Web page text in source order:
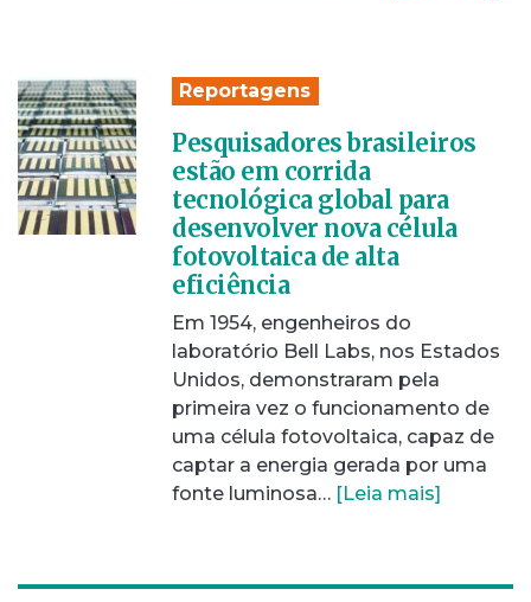
Reportagens
Pesquisadores brasileiros
estão em corrida
tecnológica global para
desenvolver nova célula
fotovoltaica de alta
eficiência
Em 1954, engenheiros do
laboratório Bell Labs, nos Estados
Unidos, demonstraram pela
primeira vez o funcionamento de
uma célula fotovoltaica, capaz de
captar a energia gerada por uma
fonte luminosa… [Leia mais]